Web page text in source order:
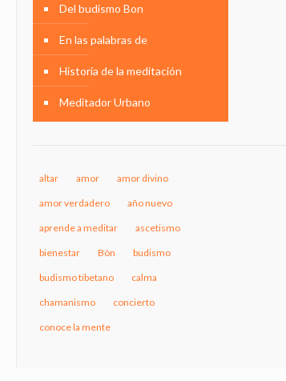
Del budismo Bon
En las palabras de
Historia de la meditación
Meditador Urbano
altar amor amor divino
amor verdadero año nuevo
aprende a meditar ascetismo
bienestar Bön budismo
budismo tibetano calma
chamanismo concierto
conoce la mente